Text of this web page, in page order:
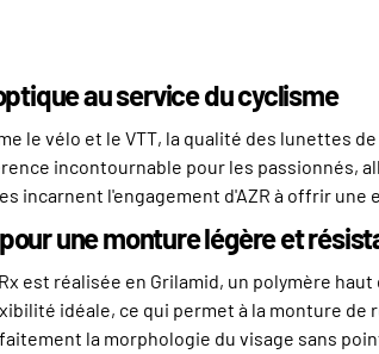
au service du cyclisme
le vélo et le VTT, la qualité des lunettes
incontournable pour les passionnés,
incarnent l'engagement d'AZR à offrir
une monture légère et
est réalisée en Grilamid, un polymère
idéale, ce qui permet à la monture
la morphologie du visage sans